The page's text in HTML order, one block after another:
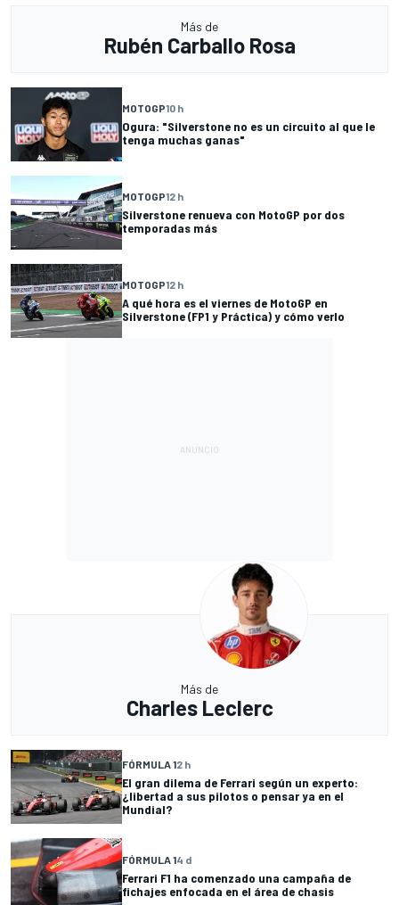
Más de
Rubén Carballo Rosa
MOTOGP10 h
Ogura: "Silverstone no es un circuito al que le
tenga muchas ganas"
MOTOGP12 h
Silverstone renueva con MotoGP por dos
temporadas más
MOTOGP12 h
A qué hora es el viernes de MotoGP en
Silverstone (FP1 y Práctica) y cómo verlo
Más de
Charles Leclerc
FÓRMULA 12 h
El gran dilema de Ferrari según un experto:
¿libertad a sus pilotos o pensar ya en el
Mundial?
FÓRMULA 14 d
Ferrari F1 ha comenzado una campaña de
fichajes enfocada en el área de chasis